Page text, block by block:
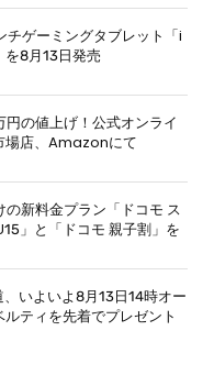
チゲーミングタブレット「i
8月13日発売
の値上げ！公式オンライ
場店、Amazonにて
の新料金プラン「ドコモ ス
」と「ドコモ 親子割」を
いよいよ8月13日14時オー
ティを先着でプレゼント